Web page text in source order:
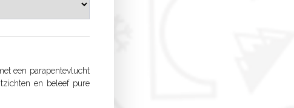
een parapentevlucht
en beleef pure